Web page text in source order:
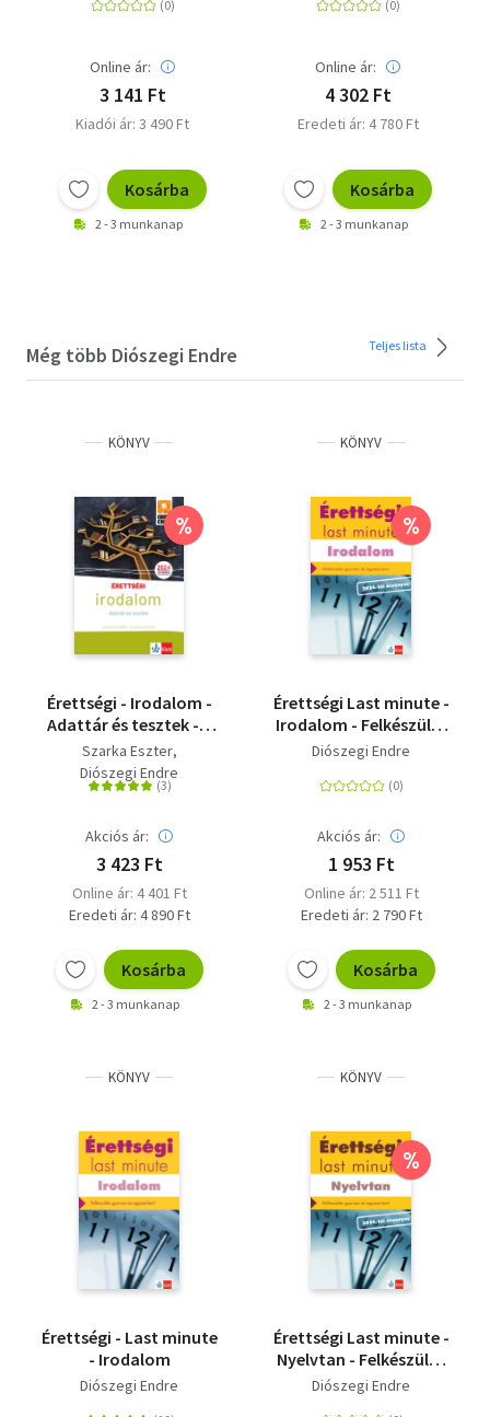
Online ár:
3 141 Ft
Kiadói ár: 3 490 Ft
Kosárba
2 - 3 munkanap
Elmélet, gyakorlat,
Online ár:
4 302 Ft
Eredeti ár: 4 780 Ft
Kosárba
2 - 3 munkanap
Még több Diószegi Endre Teljes lista
KÖNYV
%
Érettségi - Irodalom -
Adattár és tesztek - A
2024-től érvényes
érettségire felkészítő
adattár, mely az új
tartalmazza
Szarka Eszter
Diószegi Endre
Akciós ár:
3 423 Ft
Online ár: 4 401 Ft
Eredeti ár: 4 890 Ft
Kosárba
2 - 3 munkanap
KÖNYV
%
Érettségi Last minute -
Irodalom - Felkészülés
gyorsan és
Diószegi Endre
Akciós ár:
1 953 Ft
Online ár: 2 511 Ft
Eredeti ár: 2 790 Ft
Kosárba
2 - 3 munkanap
KÖNYV
Érettségi - Last minute
- Irodalom
Diószegi Endre
KÖNYV
%
Érettségi Last minute -
Nyelvtan - Felkészülés
gyorsan és
Diószegi Endre